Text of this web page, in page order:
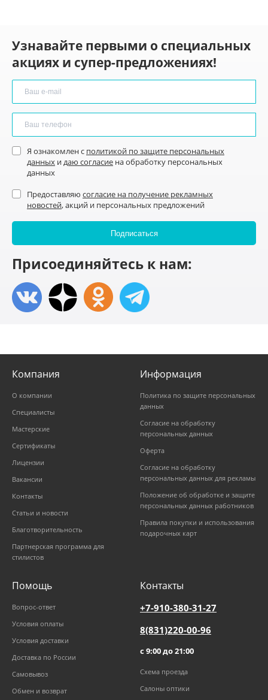
Узнавайте первыми о специальных
акциях и супер-предложениях!
Я ознакомлен с политикой по защите персональных
данных идаю согласие на обработку персональных
данных
Предоставляю согласие на получение рекламных
новостей, акций и персональных предложений
Присоединяйтесь к нам:
Компания
О компании
Специалисты
Мастерские
Сертификаты
Лицензии
Вакансии
Контакты
Статьи и новости
Благотворительность
Партнерская программа для
стилистов
Информация
Политика по защите персональных
данных
Согласие на обработку
персональных данных
Оферта
Согласие на обработку
персональных данных для рекламы
Положение об обработке и защите
персональных данных работников
Правила покупки и использования
подарочных карт
Помощь
Вопрос-ответ
Условия оплаты
Условия доставки
Доставка по России
Самовывоз
Обмен и возврат
Контакты
+7-910-380-31-27
8(831)220-00-96
с 9:00 до 21:00
Схема проезда
Салоны оптики